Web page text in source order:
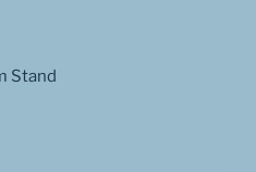
Stand